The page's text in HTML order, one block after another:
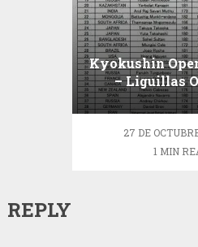
Kyokushin
– Liguillas
27 DE
1 MIN
REPLY